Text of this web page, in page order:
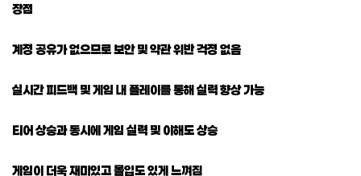
장점
계정 공유가 없으므로 보안 및 약관 위반 걱정 없음
실시간 피드백 및 게임 내 플레이를 통해 실력 향상 가능
티어 상승과 동시에 게임 실력 및 이해도 상승
게임이 더욱 재미있고 몰입도 있게 느껴짐